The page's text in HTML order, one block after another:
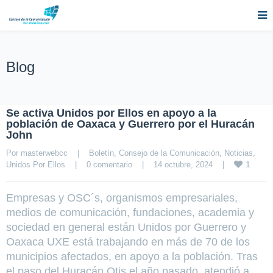
Blog
Se activa Unidos por Ellos en apoyo a la
población de Oaxaca y Guerrero por el Huracán
John
Por masterwebcc Boletín, Consejo de la Comunicación, Noticias
Unidos Por Ellos
0 comentario 14 octubre, 2024 1
Empresas y OSC´s, organismos empresariales,
medios de comunicación, fundaciones, academia y
sociedad en general están Unidos por Guerrero y
Oaxaca UXE está trabajando en más de 70 de los
municipios afectados, en apoyo a la población. Tras